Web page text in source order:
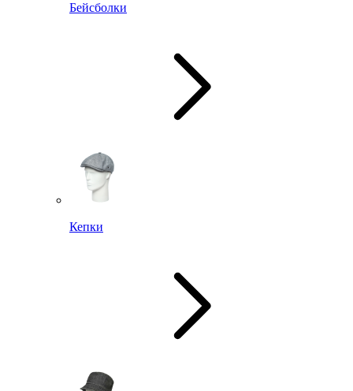
Бейсболки
Кепки